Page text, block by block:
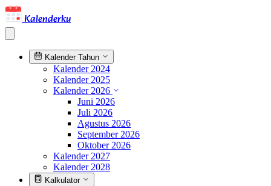
Kalenderku
Kalender Tahun
Kalender 2024
Kalender 2025
Kalender 2026
Juni 2026
Juli 2026
Agustus 2026
September 2026
Oktober 2026
Kalender 2027
Kalender 2028
Kalkulator